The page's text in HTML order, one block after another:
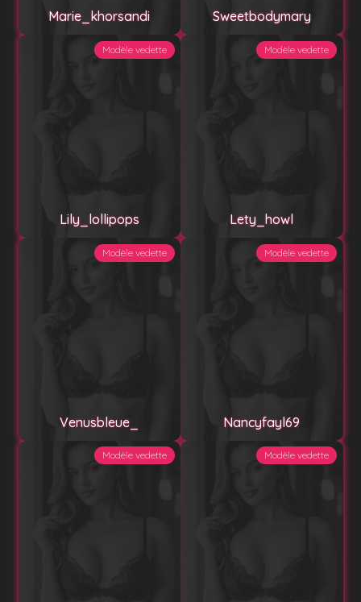
Marie_khorsandi Sweetbodymary
Modèle vedette
Lily_lollipops
Modèle vedette
Lety_howl
Modèle vedette
Venusbleue_
Modèle vedette
Nancyfayl69
Modèle vedette Modèle vedette